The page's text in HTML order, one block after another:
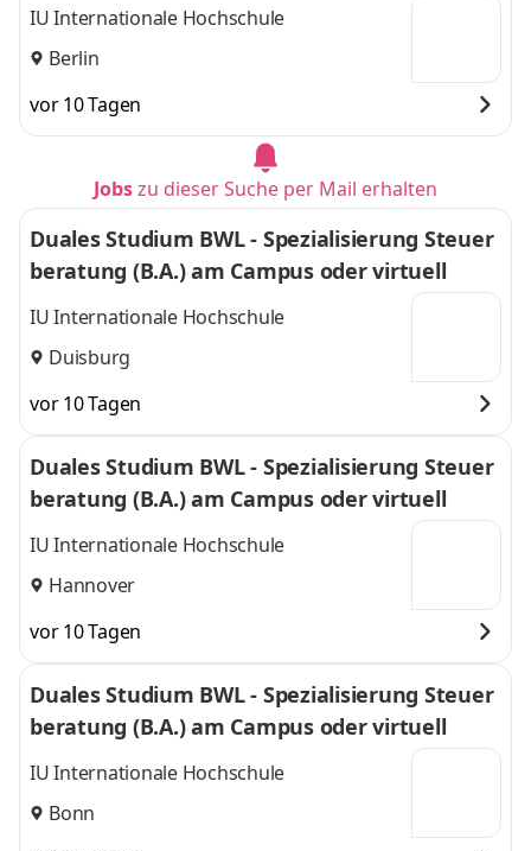
IU Internationale Hochschule
Berlin
vor 10 Tagen
Jobszu dieser Suche per Mail erhalten
Duales Studium BWL - Spezialisierung Steuer
beratung (B.A.) am Campus oder virtuell
IU Internationale Hochschule
Duisburg
vor 10 Tagen
Duales Studium BWL - Spezialisierung Steuer
beratung (B.A.) am Campus oder virtuell
IU Internationale Hochschule
Hannover
vor 10 Tagen
Duales Studium BWL - Spezialisierung Steuer
beratung (B.A.) am Campus oder virtuell
IU Internationale Hochschule
Bonn